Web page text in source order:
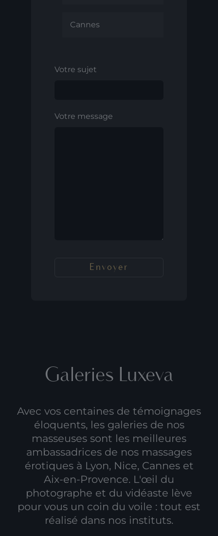
Cannes
Votre sujet
Votre message
Galeries Luxeva
Avec vos centaines de témoignages
éloquents, les galeries de nos
masseuses sont les meilleures
ambassadrices de nos massages
érotiques à Lyon, Nice, Cannes et
Aix-en-Provence. L'œil du
photographe et du vidéaste lève
pour vous un coin du voile : tout est
réalisé dans nos instituts.